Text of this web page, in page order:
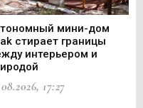
мини-дом
стирает границы
интерьером и
17:27